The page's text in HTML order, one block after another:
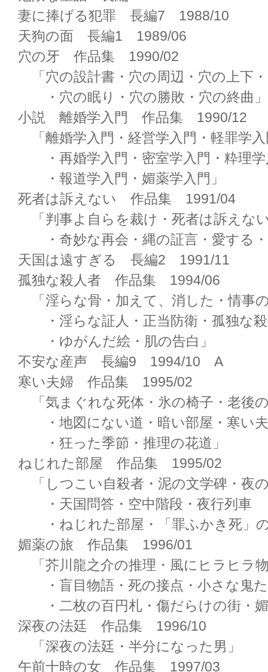
妻に捧げる犯罪 長編7 1988/10
天狗の面 長編1 1989/06
穴の牙 作品集 1990/02
「穴の設計書・穴の周辺・穴の上下
・穴の眠り・穴の勝敗・穴の終曲」
小説 離婚学入門 作品集 1990/12
「離婚学入門・経営学入門・軽罪学
・再婚学入門・密室学入門・粋理学
・報道学入門・媚薬学入門」
死者は訴えない 作品集 1991/04
「判事よ自らを裁け・死者は訴えな
・奇妙な再会・縄の証言・愛する・
天国は遠すぎる 長編2 1991/11
孤独な殺人者 作品集 1994/06
「淫らな骨・加えて、消した・情事
・淫らな証人・正当防衛・孤独な
・ゆがんだ絵・肌の告白」
不安な産声 長編9 1994/10 A
寒い夫婦 作品集 1995/02
「気まぐれな死体・氷の椅子・老後
・地図にない道・暗い部屋・寒い
・狂った季節・推理の花道」
ねじれた部屋 作品集 1995/02
「しつこい自殺者・泥の文学碑・夜
・天国問答・空中階段・夜行列車
・ねじれた部屋・「罪ふかき死」
媚薬の旅 作品集 1996/01
「芥川龍之介の推理・風にヒラヒラ
・盲目物語・死の接点・小さな鬼
・二枚の百円札・傷だらけの街・
深夜の法廷 作品集 1996/10
「深夜の法廷・半分になった男」
午前十時の女 作品集 1997/03